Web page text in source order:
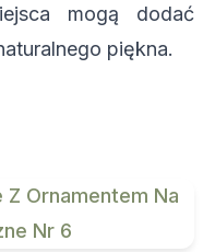
mogą dodać
piękna.